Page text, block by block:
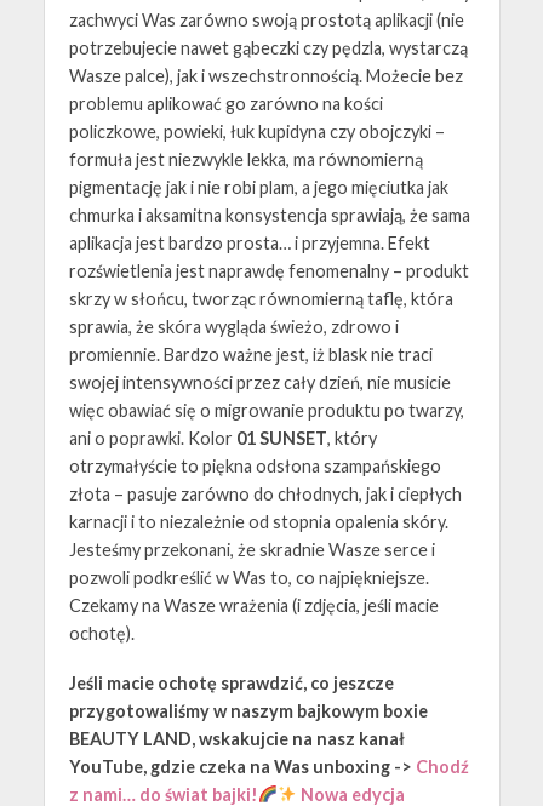
zachwyci Was zarówno swoją prostotą aplikacji (nie
potrzebujecie nawet gąbeczki czy pędzla, wystarczą
Wasze palce), jak i wszechstronnością. Możecie bez
problemu aplikować go zarówno na kości
policzkowe, powieki, łuk kupidyna czy obojczyki –
formuła jest niezwykle lekka, ma równomierną
pigmentację jak i nie robi plam, a jego mięciutka jak
chmurka i aksamitna konsystencja sprawiają, że sama
aplikacja jest bardzo prosta… i przyjemna. Efekt
rozświetlenia jest naprawdę fenomenalny – produkt
skrzy w słońcu, tworząc równomierną taflę, która
sprawia, że skóra wygląda świeżo, zdrowo i
promiennie. Bardzo ważne jest, iż blask nie traci
swojej intensywności przez cały dzień, nie musicie
więc obawiać się o migrowanie produktu po twarzy,
ani o poprawki. Kolor 01 SUNSET, który
otrzymałyście to piękna odsłona szampańskiego
złota – pasuje zarówno do chłodnych, jak i ciepłych
karnacji i to niezależnie od stopnia opalenia skóry.
Jesteśmy przekonani, że skradnie Wasze serce i
pozwoli podkreślić w Was to, co najpiękniejsze.
Czekamy na Wasze wrażenia (i zdjęcia, jeśli macie
ochotę).
Jeśli macie ochotę sprawdzić, co jeszcze
przygotowaliśmy w naszym bajkowym boxie
BEAUTY LAND, wskakujcie na nasz kanał
YouTube, gdzie czeka na Was unboxing -> Chodź
z nami… do świat bajki!
Nowa edycja